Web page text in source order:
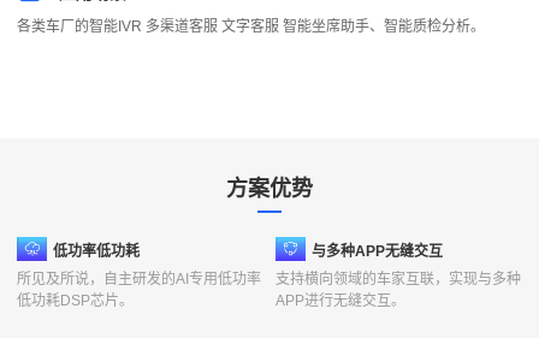
各类车厂的智能IVR 多渠道客服 文字客服 智能坐席助手、智能质检分析。
方案优势
业
痛
低功率低功耗
所见及所说，自主研发的AI专用低功率
低功耗DSP芯片。
与多种APP无缝交互
支持横向领域的车家互联，实现与多种
APP进行无缝交互。